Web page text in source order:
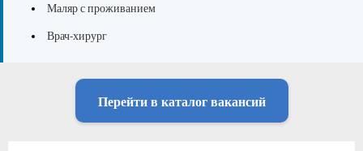
Маляр с проживанием
Врач-хирург
Перейти в каталог вакансий